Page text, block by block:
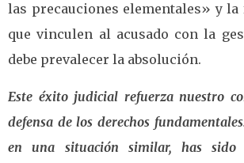
las precauciones elementales» y la
que vinculen al acusado con la
debe prevalecer la absolución.
Este éxito judicial refuerza nuestro
defensa de los derechos
en una situación similar, has